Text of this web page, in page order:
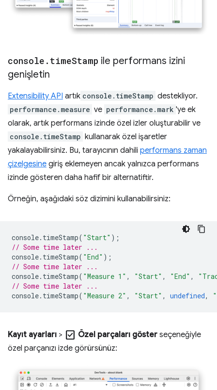
console . timeStamp ile performans izini
genişletin
Extensibility API artık console.timeStamp destekliyor.
performance.measure ve performance.mark 'ye ek
olarak, artık performans izinde özel izler oluşturabilir ve
console.timeStamp kullanarak özel işaretler
yakalayabilirsiniz. Bu, tarayıcının dahili performans zaman
çizelgesine giriş eklemeyen ancak yalnızca performans
izinde gösteren daha hafif bir alternatiftir.
Örneğin, aşağıdaki söz dizimini kullanabilirsiniz:
console. timeStamp( "Start" );
// Some time later ...
console. timeStamp( "End" );
// Some time later ...
console. timeStamp( "Measure 1" , "Start" , "End" ,
// Some time later ...
console. timeStamp( "Measure 2" , "Start" , undefined,
Kayıt ayarları > check_box Özel parçaları göster seçeneğiyle
özel parçanızı izde görürsünüz: